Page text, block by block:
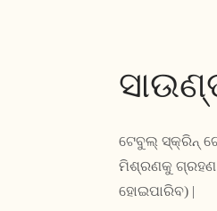
ଟେବୁଲ୍ ସ୍କ୍ରିନ୍
ମିଶ୍ରଣକୁ ଗ୍ରହଣ
ହୋଇପାରିବ) |